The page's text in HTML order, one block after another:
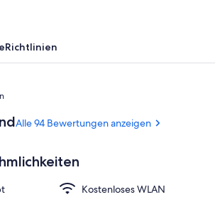
Schreibtisch, schallisolierte Zimmer,
Richtlinien
Alle 94 Bewertungen anzeigen
Kostenloses WLAN